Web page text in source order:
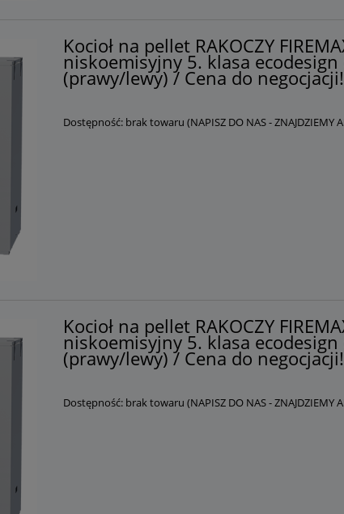
Kocioł na pellet RAKOCZY
niskoemisyjny 5. klasa
(prawy/lewy) / Cena do negocjacji!
Dostępność: brak towaru (NAPISZ DO NAS - ZNAJDZIEMY
Kocioł na pellet RAKOCZY
niskoemisyjny 5. klasa
(prawy/lewy) / Cena do negocjacji!
Dostępność: brak towaru (NAPISZ DO NAS - ZNAJDZIEMY